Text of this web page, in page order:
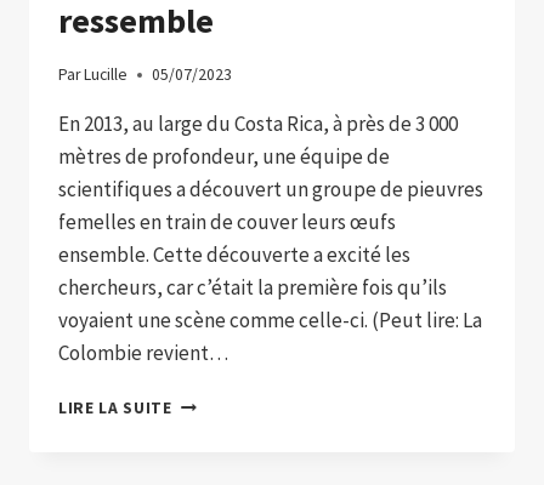
ressemble
ParLucille 05/07/2023
En 2013, au large du Costa Rica, à près de 3 000
mètres de profondeur, une équipe de
scientifiques a découvert un groupe de pieuvres
femelles en train de couver leurs œufs
ensemble. Cette découverte a excité les
chercheurs, car c’était la première fois qu’ils
voyaient une scène comme celle-ci. (Peut lire: La
Colombie revient…
LIRE LA SUITEAU